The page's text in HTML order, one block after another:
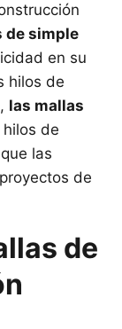
de simple
en su
hilos de
las mallas
de
las
de
de